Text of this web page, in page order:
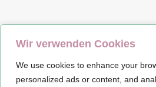
Wir verwenden Cookies
We use cookies to enhance your
personalized ads or content, and
Impressum